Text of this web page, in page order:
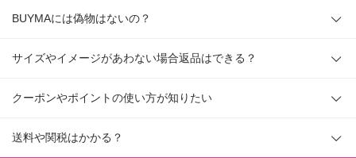
BUYMAには偽物はないの？
サイズやイメージがあわない場合返品はできる？
クーポンやポイントの使い方が知りたい
送料や関税はかかる？